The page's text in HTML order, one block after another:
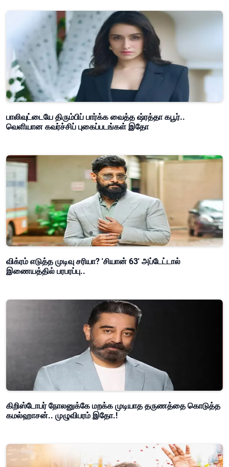
பாலிவுட்டையே திரும்பிப் பார்க்க வைத்த ஷ்ரத்தா கபூர்..
வெளியான கவர்ச்சிப் புகைப்படங்கள் இதோ
விக்ரம் எடுத்த முடிவு சரியா? 'சியான் 63' அப்டேட்டால்
இணையத்தில் பரபரப்பு..
கிறிஸ்டோபர் நோலனுக்கே மறக்க முடியாத தருணத்தை கொடுத்த
கமல்ஹாசன்.. முழுவிபரம் இதோ.!